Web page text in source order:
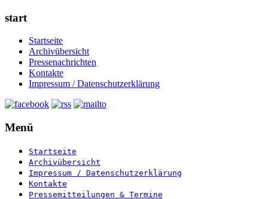
start
Startseite
Archivübersicht
Pressenachrichten
Kontakte
Impressum / Datenschutzerklärung
Menü
Startseite
Archivübersicht
Impressum / Datenschutzerklärung
Kontakte
Pressemitteilungen & Termine